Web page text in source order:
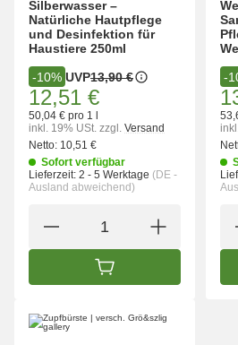
Silberwasser –
Natürliche Hautpflege
und Desinfektion für
Haustiere 250ml
-10% UVP13,90 €
12,51 €
50,04 € pro 1 l
inkl. 19% USt. zzgl. Versand
Netto: 10,51 €
Sofort verfügbar
Lieferzeit: 2 - 5 Werktage (DE -
Ausland abweichend)
IN DEN WARENKORB
-